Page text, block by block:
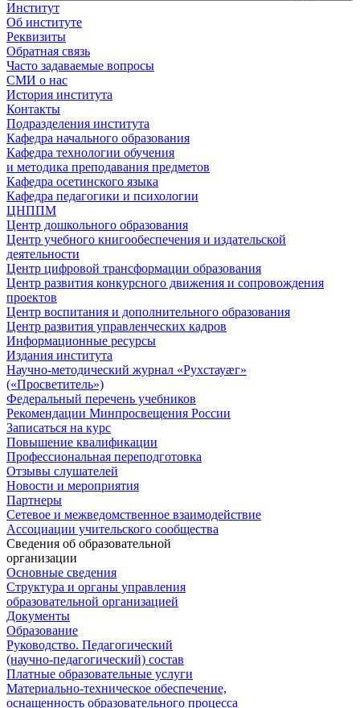
Институт
Об институте
Реквизиты
Обратная связь
Часто задаваемые вопросы
СМИ о нас
История института
Контакты
Подразделения института
Кафедра начального образования
Кафедра технологии обучения
и методика преподавания предметов
Кафедра осетинского языка
Кафедра педагогики и психологии
ЦНППМ
Центр дошкольного образования
Центр учебного книгообеспечения и издательской
деятельности
Центр цифровой трансформации образования
Центр развития конкурсного движения и сопровождения
проектов
Центр воспитания и дополнительного образования
Центр развития управленческих кадров
Информационные ресурсы
Издания института
Научно-методический журнал «Рухстауæг»
(«Просветитель»)
Федеральный перечень учебников
Рекомендации Минпросвещения России
Записаться на курс
Повышение квалификации
Профессиональная переподготовка
Отзывы слушателей
Новости и мероприятия
Партнеры
Сетевое и межведомственное взаимодействие
Ассоциации учительского сообщества
Сведения об образовательной
организации
Основные сведения
Структура и органы управления
образовательной организацией
Документы
Образование
Руководство. Педагогический
(научно-педагогический) состав
Платные образовательные услуги
Материально-техническое обеспечение,
оснащенность образовательного процесса